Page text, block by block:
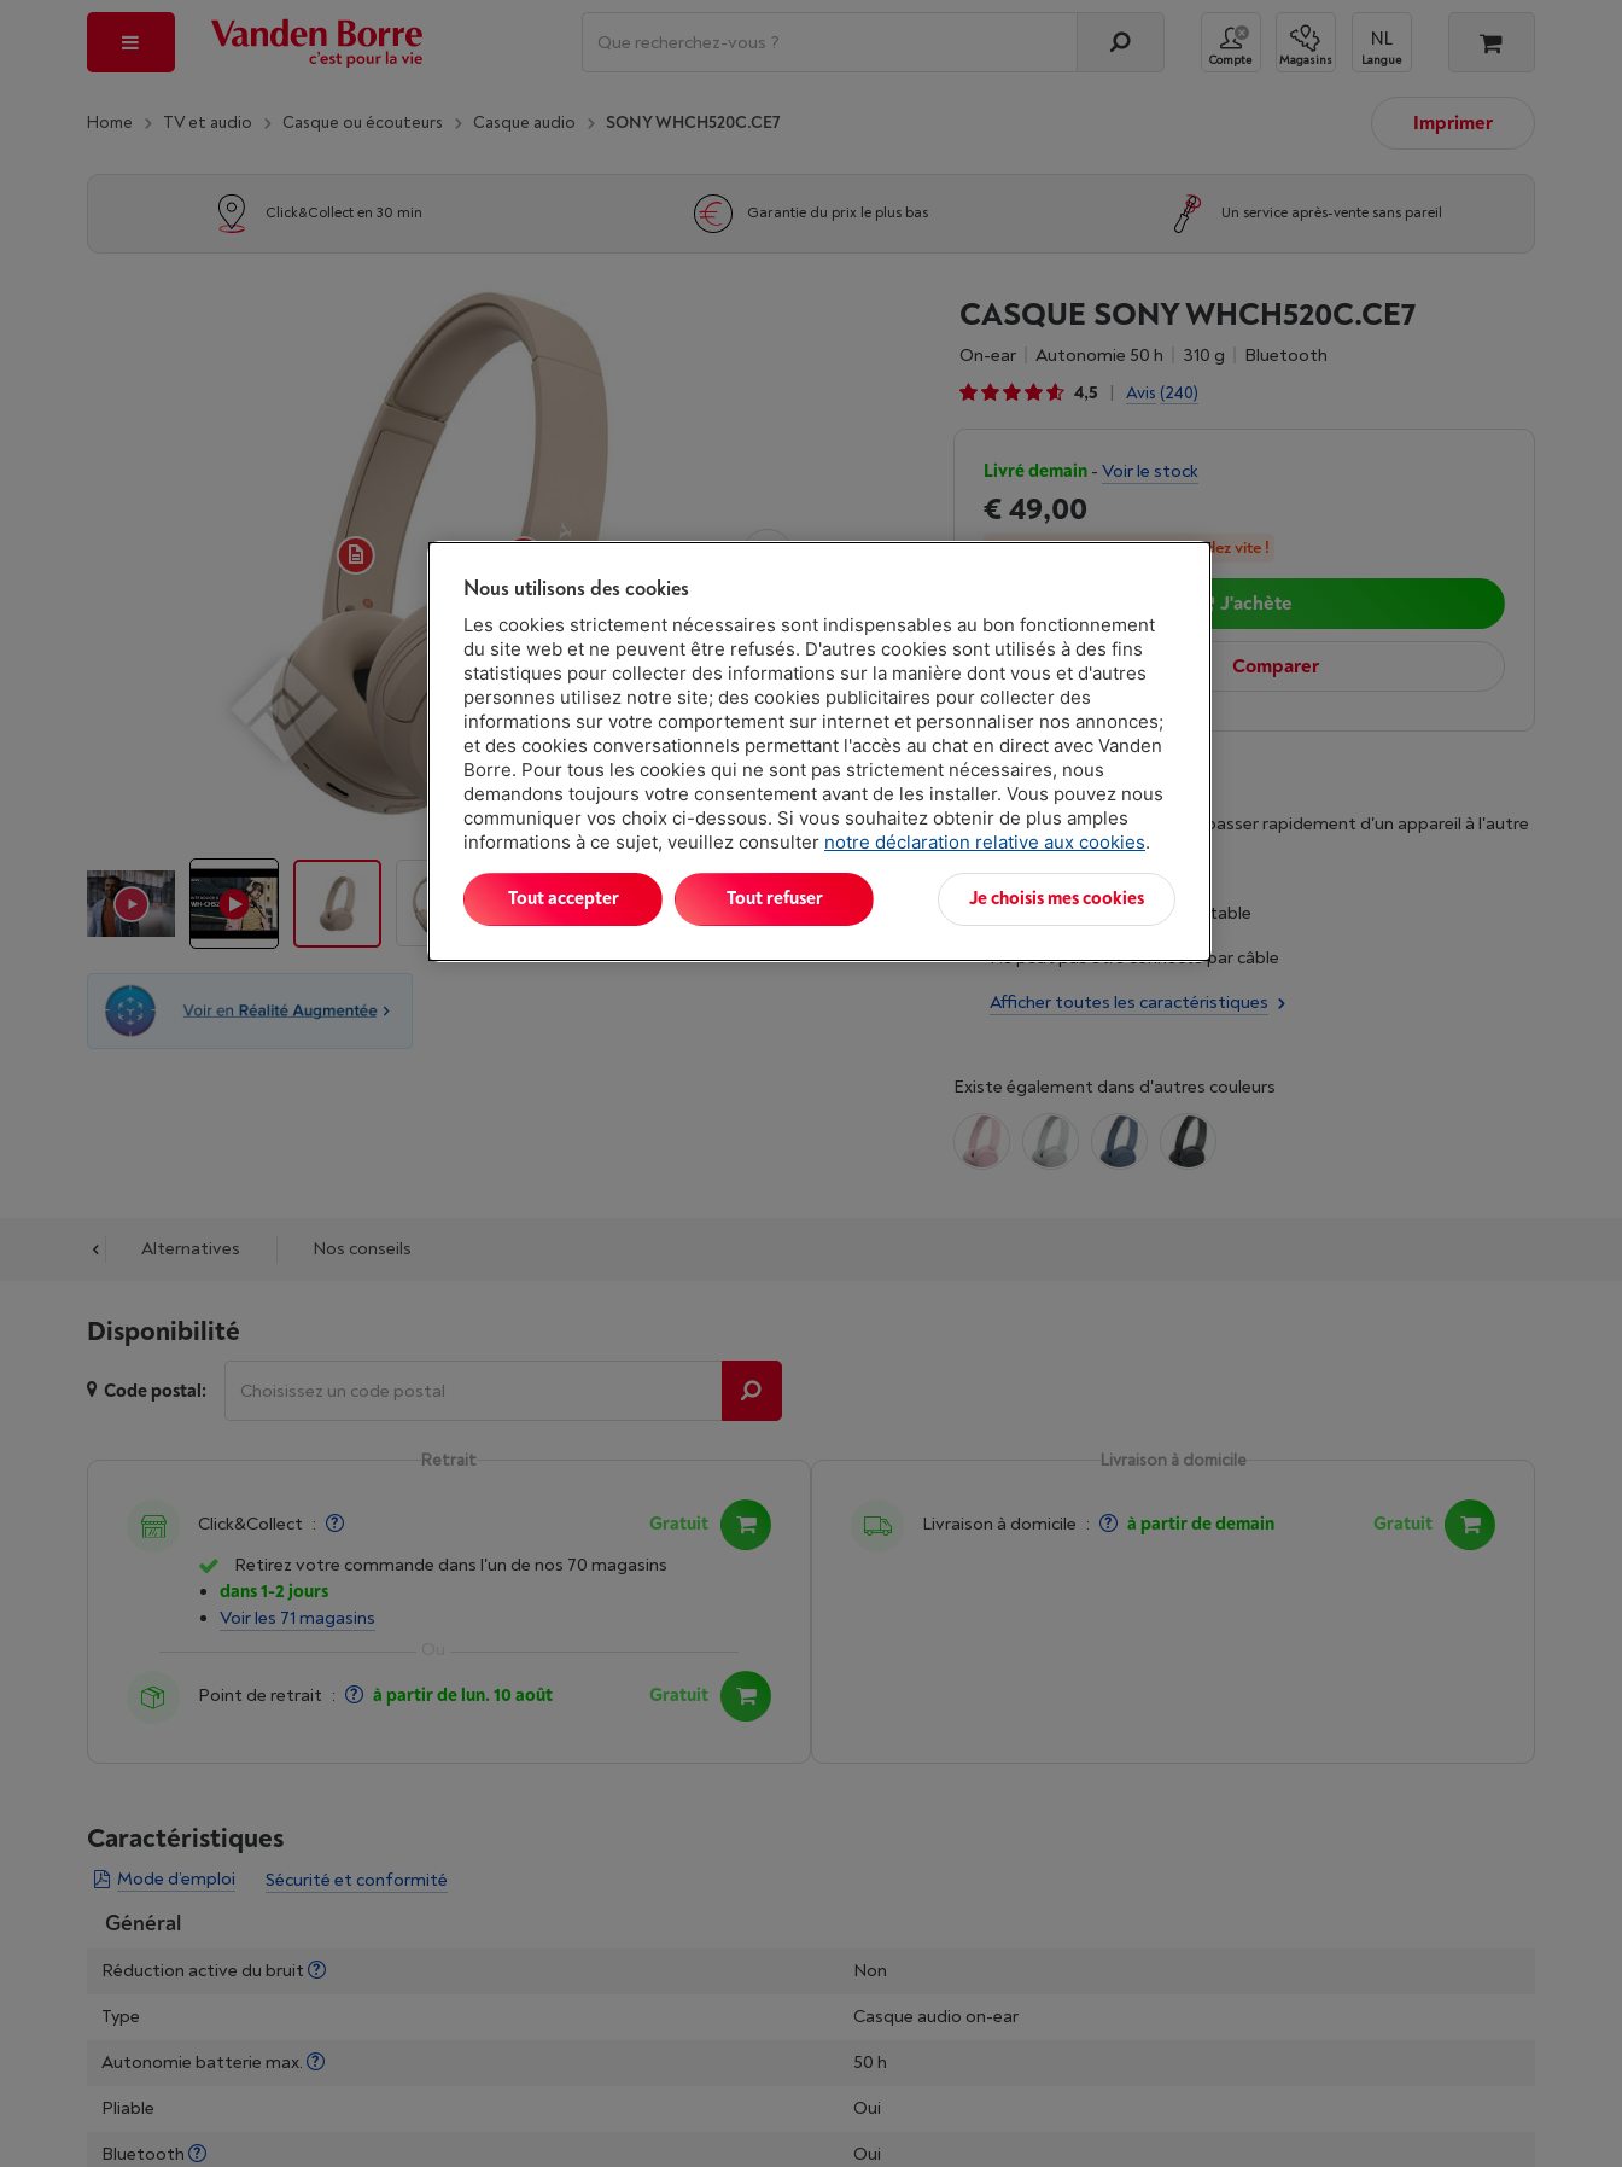
Compte Magasins Langue
Home TV et audio Casque ou écouteurs Casque audio SONY WHCH520C.CE7 Imprimer
Click&Collect en 30 min Garantie du prix le plus bas Un service après-vente sans pareil
CASQUE SONY WHCH520C.CE7
On-ear Autonomie 50 h 310 g
Bluetooth
4,5
| Avis (240)
Livré demain - Voir le stock
€ 49,00
Moins de 5 en stock, commandez vite !
J'achète
Comparer
Atouts
Appairage multipoint pour passer rapidement d'un appareil à l'autre
Autonomie de 50 h
Modèle très léger et confortable
Ne peut pas être connecté par câble
Afficher toutes les caractéristiques
Existe également dans d'autres couleurs
Alternatives Nos conseils
Disponibilité
Code postal:
Livraison à domicile
Livraison à domicile : à partir de demain Gratuit
Retrait
Click&Collect :
Gratuit
Retirez votre commande dans l'un de nos 70 magasins
dans 1-2 jours
Voir les 71 magasins
Point de retrait : à partir de lun. 10 août Gratuit
Caractéristiques
Mode d’emploi Sécurité et conformité
Général
Réduction active du bruit
Non
Type
Casque audio on-ear
Autonomie batterie max.
50 h
Pliable
Oui
Bluetooth
Oui
Nous utilisons des cookies
Les cookies strictement nécessaires sont indispensables au bon fonctionnement
du site web et ne peuvent être refusés. D'autres cookies sont utilisés à des fins
statistiques pour collecter des informations sur la manière dont vous et d'autres
personnes utilisez notre site; des cookies publicitaires pour collecter des
informations sur votre comportement sur internet et personnaliser nos annonces;
et des cookies conversationnels permettant l'accès au chat en direct avec Vanden
Borre. Pour tous les cookies qui ne sont pas strictement nécessaires, nous
demandons toujours votre consentement avant de les installer. Vous pouvez nous
communiquer vos choix ci-dessous. Si vous souhaitez obtenir de plus amples
informations à ce sujet, veuillez consulter notre déclaration relative aux cookies.
Je choisis mes cookies
Tout refuser
Tout accepter